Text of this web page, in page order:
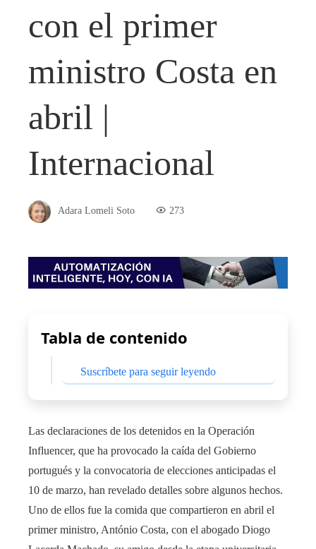
con el primer
ministro Costa en
abril |
Internacional
Adara Lomeli Soto 273
Tabla de contenido
Suscríbete para seguir leyendo
Las declaraciones de los detenidos en la Operación
Influencer, que ha provocado la caída del Gobierno
portugués y la convocatoria de elecciones anticipadas el
10 de marzo, han revelado detalles sobre algunos hechos.
Uno de ellos fue la comida que compartieron en abril el
primer ministro, António Costa, con el abogado Diogo